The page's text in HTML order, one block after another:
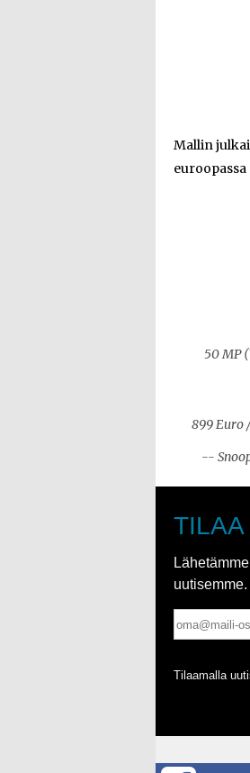
Mallin
50 MP
899 Euro
--
TILAA
uutisemme.
Tilaamalla